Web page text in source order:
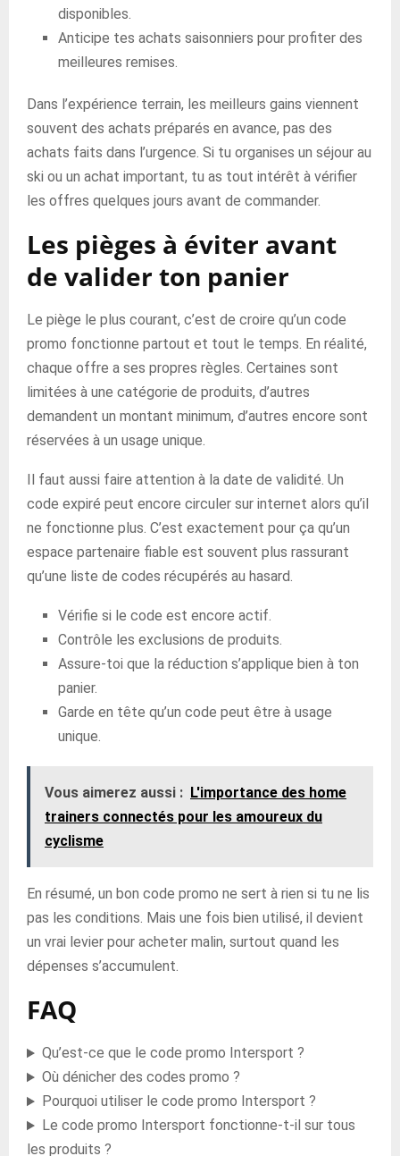
disponibles.
Anticipe tes achats saisonniers pour profiter des
meilleures remises.
Dans l’expérience terrain, les meilleurs gains viennent
souvent des achats préparés en avance, pas des
achats faits dans l’urgence. Si tu organises un séjour au
ski ou un achat important, tu as tout intérêt à vérifier
les offres quelques jours avant de commander.
Les pièges à éviter avant
de valider ton panier
Le piège le plus courant, c’est de croire qu’un code
promo fonctionne partout et tout le temps. En réalité,
chaque offre a ses propres règles. Certaines sont
limitées à une catégorie de produits, d’autres
demandent un montant minimum, d’autres encore sont
réservées à un usage unique.
Il faut aussi faire attention à la date de validité. Un
code expiré peut encore circuler sur internet alors qu’il
ne fonctionne plus. C’est exactement pour ça qu’un
espace partenaire fiable est souvent plus rassurant
qu’une liste de codes récupérés au hasard.
Vérifie si le code est encore actif.
Contrôle les exclusions de produits.
Assure-toi que la réduction s’applique bien à ton
panier.
Garde en tête qu’un code peut être à usage
unique.
Vous aimerez aussi : L'importance des home
trainers connectés pour les amoureux du
cyclisme
En résumé, un bon code promo ne sert à rien si tu ne lis
pas les conditions. Mais une fois bien utilisé, il devient
un vrai levier pour acheter malin, surtout quand les
dépenses s’accumulent.
FAQ
Qu’est-ce que le code promo Intersport ?
Où dénicher des codes promo ?
Pourquoi utiliser le code promo Intersport ?
Le code promo Intersport fonctionne-t-il sur tous
les produits ?